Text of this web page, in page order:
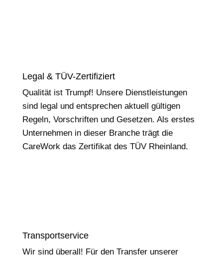
Legal & TÜV-Zertifiziert
Qualität ist Trumpf! Unsere Dienstleistungen
sind legal und entsprechen aktuell gültigen
Regeln, Vorschriften und Gesetzen. Als erstes
Unternehmen in dieser Branche trägt die
CareWork das Zertifikat des TÜV Rheinland.
Transportservice
Wir sind überall! Für den Transfer unserer